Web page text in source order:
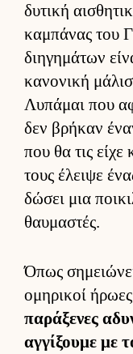
δυτική
καμπάνας του
διηγημάτων
κανονική
Λυπάμαι που
δεν βρήκαν
που θα τις
τους έλειψε
δώσει μια
θαυ­μαστές.
Όπως
ομηρικοί
παράξενες
αγ­γίξουμε με